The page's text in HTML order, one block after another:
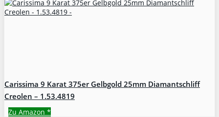
Carissima 9 Karat 375er Gelbgold 25mm Diamantschliff
Creolen – 1.53.4819
Zu Amazon *